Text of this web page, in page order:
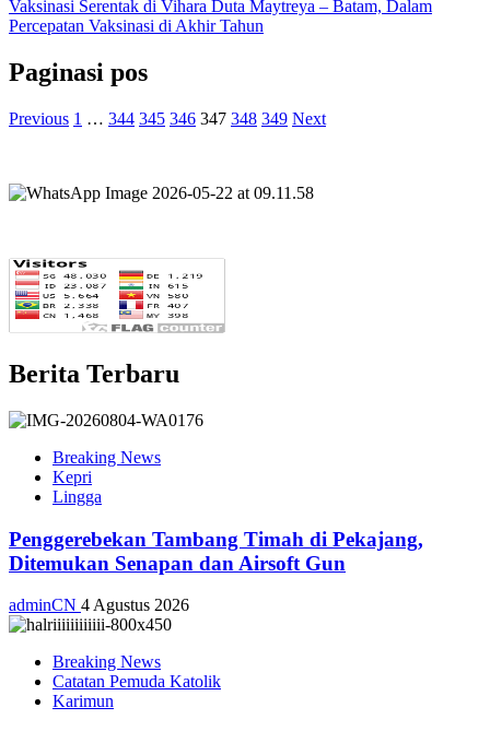
Vaksinasi Serentak di Vihara Duta Maytreya – Batam, Dalam
Percepatan Vaksinasi di Akhir Tahun
Paginasi pos
Previous 1 … 344 345 346 347 348 349 Next
Berita Terbaru
Breaking News
Kepri
Lingga
Penggerebekan Tambang Timah di Pekajang,
Ditemukan Senapan dan Airsoft Gun
adminCN 4 Agustus 2026
Breaking News
Catatan Pemuda Katolik
Karimun